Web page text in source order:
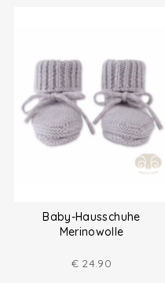
Baby-Hausschuhe
Merinowolle
€ 24.90